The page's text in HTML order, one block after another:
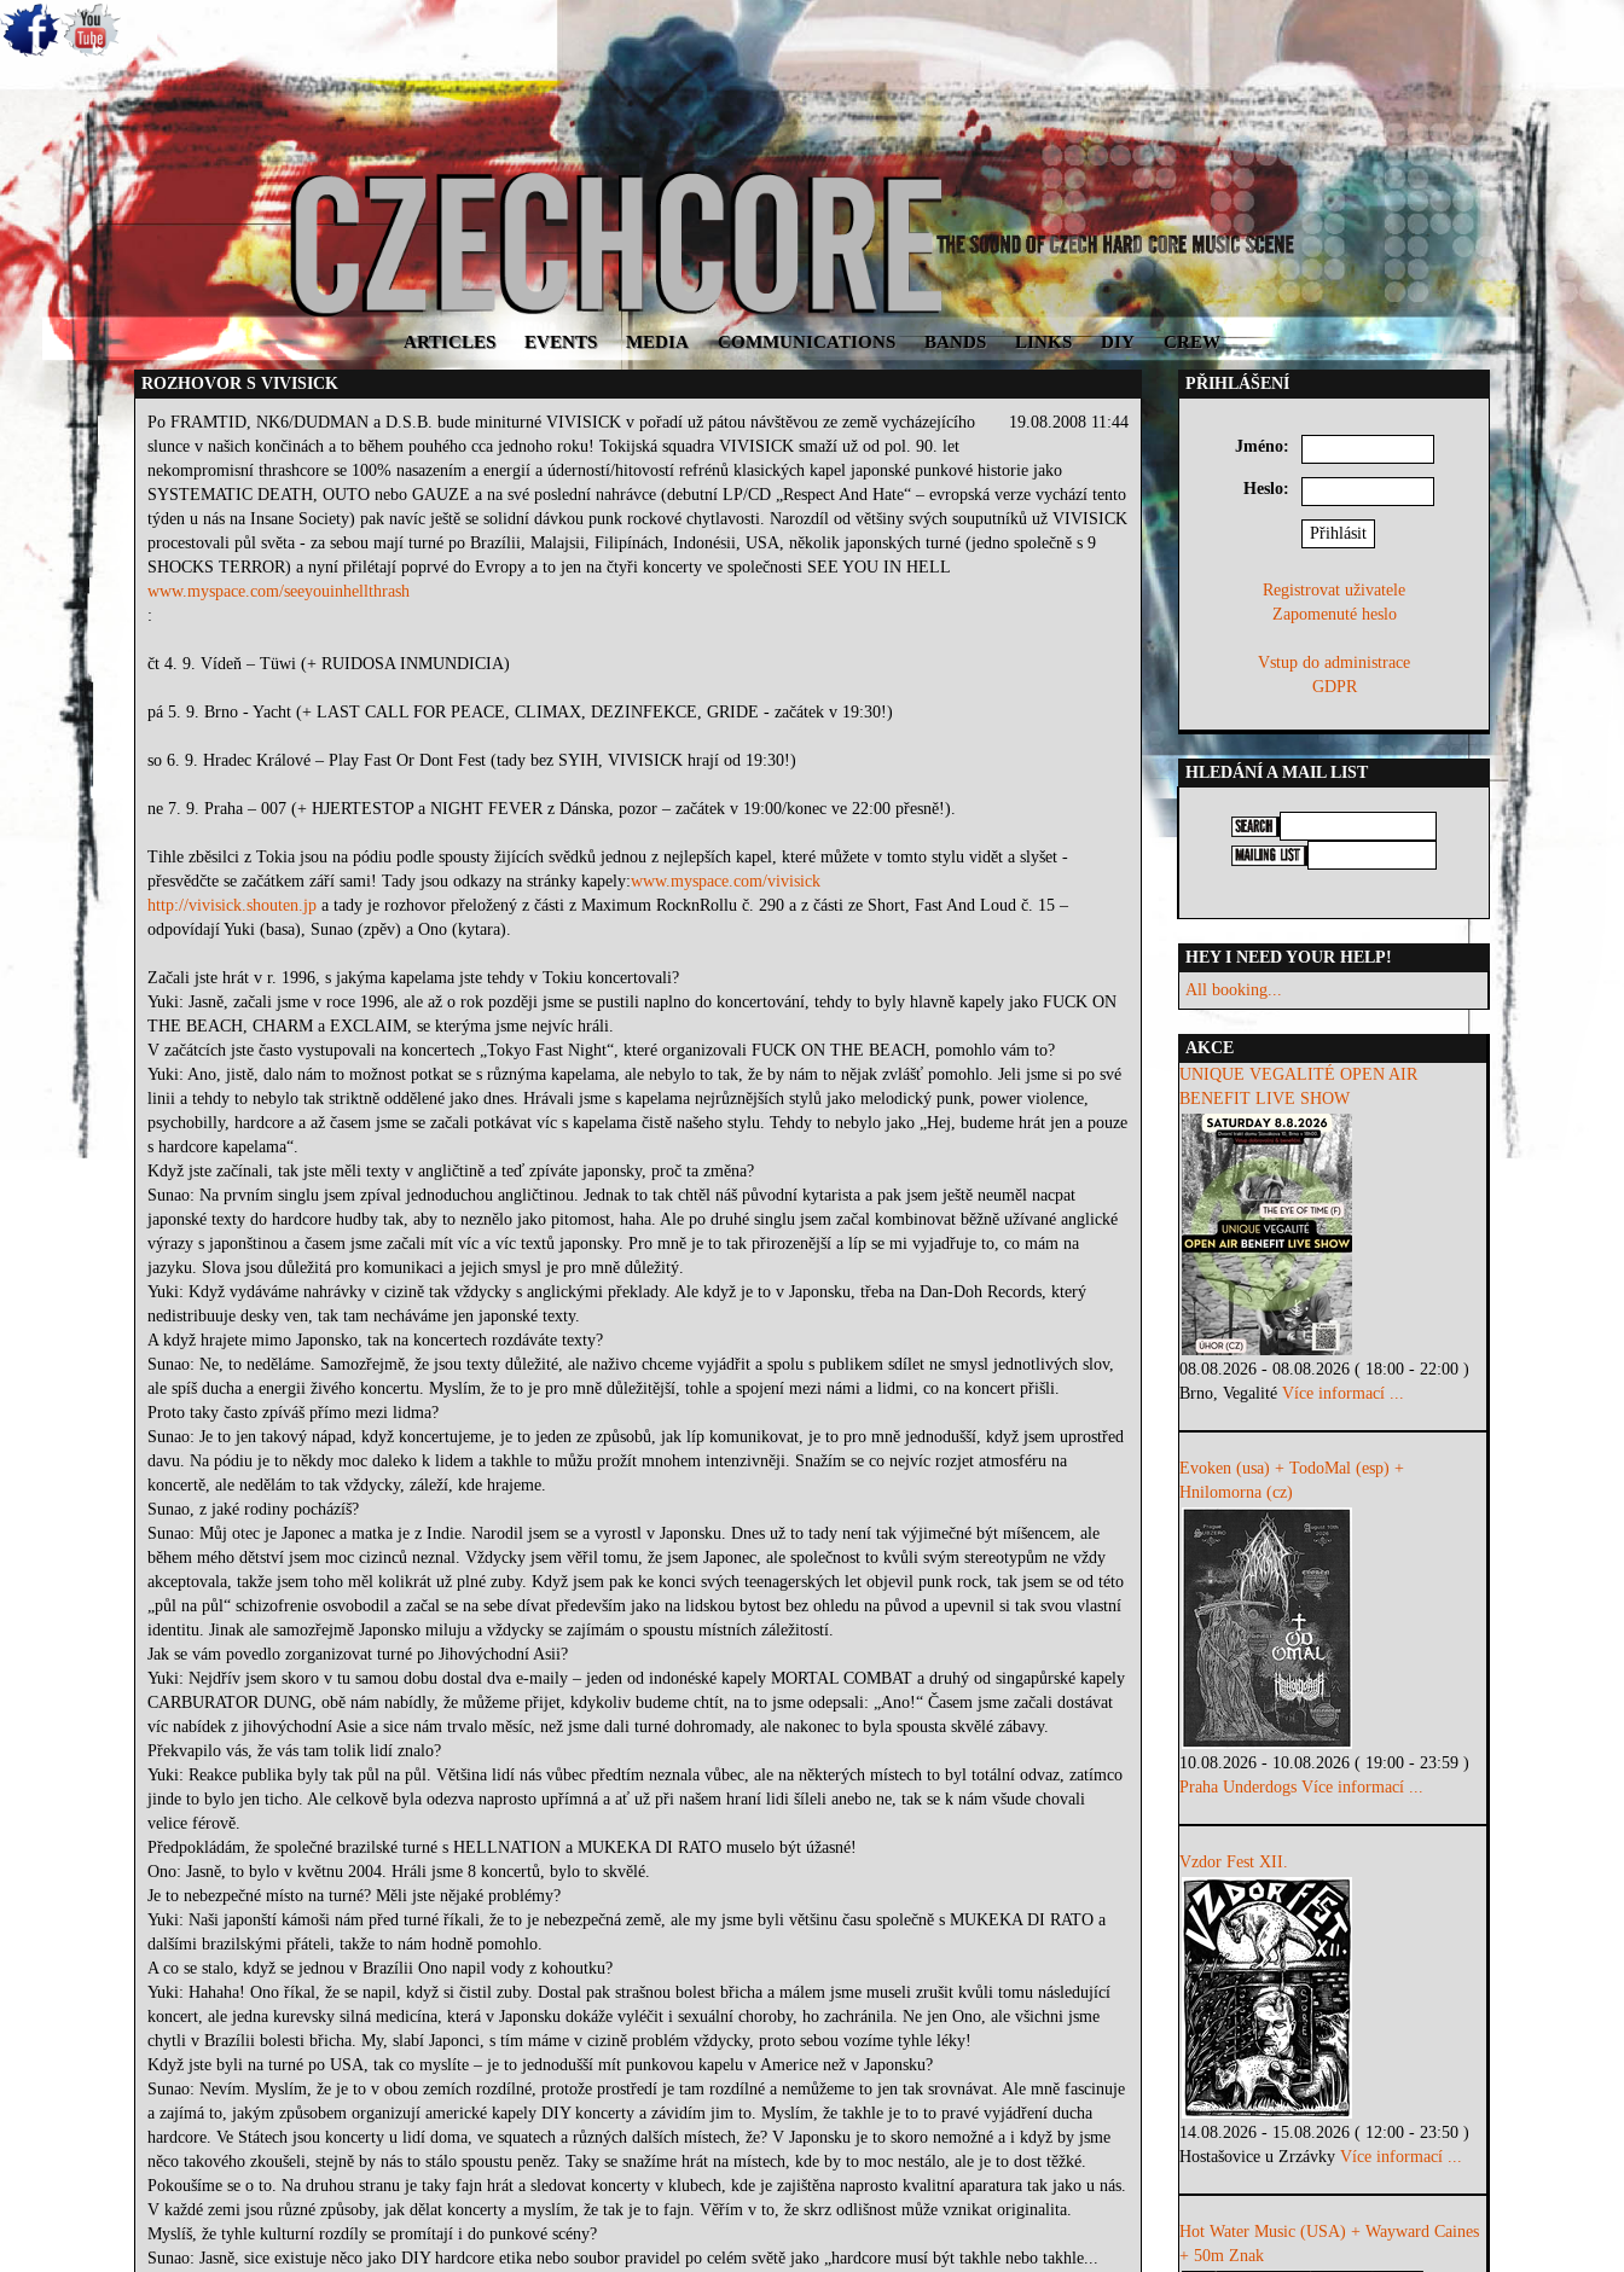
ARTICLES EVENTS MEDIA COMMUNICATIONS BANDS LINKS DIY CREW
ROZHOVOR S VIVISICK
19.08.2008 11:44
Po FRAMTID, NK6/DUDMAN a D.S.B. bude miniturné VIVISICK v pořadí už pátou návštěvou ze země vycházejícího
slunce v našich končinách a to během pouhého cca jednoho roku! Tokijská squadra VIVISICK smaží už od pol. 90. let
nekompromisní thrashcore se 100% nasazením a energií a úderností/hitovostí refrénů klasických kapel japonské punkové historie jako
SYSTEMATIC DEATH, OUTO nebo GAUZE a na své poslední nahrávce (debutní LP/CD „Respect And Hate“ – evropská verze vychází tento
týden u nás na Insane Society) pak navíc ještě se solidní dávkou punk rockové chytlavosti. Narozdíl od většiny svých souputníků už VIVISICK
procestovali půl světa - za sebou mají turné po Brazílii, Malajsii, Filipínách, Indonésii, USA, několik japonských turné (jedno společně s 9
SHOCKS TERROR) a nyní přilétají poprvé do Evropy a to jen na čtyři koncerty ve společnosti SEE YOU IN HELL
www.myspace.com/seeyouinhellthrash
:
čt 4. 9. Vídeň – Tüwi (+ RUIDOSA INMUNDICIA)
pá 5. 9. Brno - Yacht (+ LAST CALL FOR PEACE, CLIMAX, DEZINFEKCE, GRIDE - začátek v 19:30!)
so 6. 9. Hradec Králové – Play Fast Or Dont Fest (tady bez SYIH, VIVISICK hrají od 19:30!)
ne 7. 9. Praha – 007 (+ HJERTESTOP a NIGHT FEVER z Dánska, pozor – začátek v 19:00/konec ve 22:00 přesně!).
Tihle zběsilci z Tokia jsou na pódiu podle spousty žijících svědků jednou z nejlepších kapel, které můžete v tomto stylu vidět a slyšet -
přesvědčte se začátkem září sami! Tady jsou odkazy na stránky kapely:www.myspace.com/vivisick
http://vivisick.shouten.jpa tady je rozhovor přeložený z části z Maximum RocknRollu č. 290 a z části ze Short, Fast And Loud č. 15 –
odpovídají Yuki (basa), Sunao (zpěv) a Ono (kytara).
Začali jste hrát v r. 1996, s jakýma kapelama jste tehdy v Tokiu koncertovali?
Yuki: Jasně, začali jsme v roce 1996, ale až o rok později jsme se pustili naplno do koncertování, tehdy to byly hlavně kapely jako FUCK ON
THE BEACH, CHARM a EXCLAIM, se kterýma jsme nejvíc hráli.
V začátcích jste často vystupovali na koncertech „Tokyo Fast Night“, které organizovali FUCK ON THE BEACH, pomohlo vám to?
Yuki: Ano, jistě, dalo nám to možnost potkat se s různýma kapelama, ale nebylo to tak, že by nám to nějak zvlášť pomohlo. Jeli jsme si po své
linii a tehdy to nebylo tak striktně oddělené jako dnes. Hrávali jsme s kapelama nejrůznějších stylů jako melodický punk, power violence,
psychobilly, hardcore a až časem jsme se začali potkávat víc s kapelama čistě našeho stylu. Tehdy to nebylo jako „Hej, budeme hrát jen a pouze
s hardcore kapelama“.
Když jste začínali, tak jste měli texty v angličtině a teď zpíváte japonsky, proč ta změna?
Sunao: Na prvním singlu jsem zpíval jednoduchou angličtinou. Jednak to tak chtěl náš původní kytarista a pak jsem ještě neuměl nacpat
japonské texty do hardcore hudby tak, aby to neznělo jako pitomost, haha. Ale po druhé singlu jsem začal kombinovat běžně užívané anglické
výrazy s japonštinou a časem jsme začali mít víc a víc textů japonsky. Pro mně je to tak přirozenější a líp se mi vyjadřuje to, co mám na
jazyku. Slova jsou důležitá pro komunikaci a jejich smysl je pro mně důležitý.
Yuki: Když vydáváme nahrávky v cizině tak vždycky s anglickými překlady. Ale když je to v Japonsku, třeba na Dan-Doh Records, který
nedistribuuje desky ven, tak tam necháváme jen japonské texty.
A když hrajete mimo Japonsko, tak na koncertech rozdáváte texty?
Sunao: Ne, to neděláme. Samozřejmě, že jsou texty důležité, ale naživo chceme vyjádřit a spolu s publikem sdílet ne smysl jednotlivých slov,
ale spíš ducha a energii živého koncertu. Myslím, že to je pro mně důležitější, tohle a spojení mezi námi a lidmi, co na koncert přišli.
Proto taky často zpíváš přímo mezi lidma?
Sunao: Je to jen takový nápad, když koncertujeme, je to jeden ze způsobů, jak líp komunikovat, je to pro mně jednodušší, když jsem uprostřed
davu. Na pódiu je to někdy moc daleko k lidem a takhle to můžu prožít mnohem intenzivněji. Snažím se co nejvíc rozjet atmosféru na
koncertě, ale nedělám to tak vždycky, záleží, kde hrajeme.
Sunao, z jaké rodiny pocházíš?
Sunao: Můj otec je Japonec a matka je z Indie. Narodil jsem se a vyrostl v Japonsku. Dnes už to tady není tak výjimečné být míšencem, ale
během mého dětství jsem moc cizinců neznal. Vždycky jsem věřil tomu, že jsem Japonec, ale společnost to kvůli svým stereotypům ne vždy
akceptovala, takže jsem toho měl kolikrát už plné zuby. Když jsem pak ke konci svých teenagerských let objevil punk rock, tak jsem se od této
„půl na půl“ schizofrenie osvobodil a začal se na sebe dívat především jako na lidskou bytost bez ohledu na původ a upevnil si tak svou vlastní
identitu. Jinak ale samozřejmě Japonsko miluju a vždycky se zajímám o spoustu místních záležitostí.
Jak se vám povedlo zorganizovat turné po Jihovýchodní Asii?
Yuki: Nejdřív jsem skoro v tu samou dobu dostal dva e-maily – jeden od indonéské kapely MORTAL COMBAT a druhý od singapůrské kapely
CARBURATOR DUNG, obě nám nabídly, že můžeme přijet, kdykoliv budeme chtít, na to jsme odepsali: „Ano!“ Časem jsme začali dostávat
víc nabídek z jihovýchodní Asie a sice nám trvalo měsíc, než jsme dali turné dohromady, ale nakonec to byla spousta skvělé zábavy.
Překvapilo vás, že vás tam tolik lidí znalo?
Yuki: Reakce publika byly tak půl na půl. Většina lidí nás vůbec předtím neznala vůbec, ale na některých místech to byl totální odvaz, zatímco
jinde to bylo jen ticho. Ale celkově byla odezva naprosto upřímná a ať už při našem hraní lidi šíleli anebo ne, tak se k nám všude chovali
velice férově.
Předpokládám, že společné brazilské turné s HELLNATION a MUKEKA DI RATO muselo být úžasné!
Ono: Jasně, to bylo v květnu 2004. Hráli jsme 8 koncertů, bylo to skvělé.
Je to nebezpečné místo na turné? Měli jste nějaké problémy?
Yuki: Naši japonští kámoši nám před turné říkali, že to je nebezpečná země, ale my jsme byli většinu času společně s MUKEKA DI RATO a
dalšími brazilskými přáteli, takže to nám hodně pomohlo.
A co se stalo, když se jednou v Brazílii Ono napil vody z kohoutku?
Yuki: Hahaha! Ono říkal, že se napil, když si čistil zuby. Dostal pak strašnou bolest břicha a málem jsme museli zrušit kvůli tomu následující
koncert, ale jedna kurevsky silná medicína, která v Japonsku dokáže vyléčit i sexuální choroby, ho zachránila. Ne jen Ono, ale všichni jsme
chytli v Brazílii bolesti břicha. My, slabí Japonci, s tím máme v cizině problém vždycky, proto sebou vozíme tyhle léky!
Když jste byli na turné po USA, tak co myslíte – je to jednodušší mít punkovou kapelu v Americe než v Japonsku?
Sunao: Nevím. Myslím, že je to v obou zemích rozdílné, protože prostředí je tam rozdílné a nemůžeme to jen tak srovnávat. Ale mně fascinuje
a zajímá to, jakým způsobem organizují americké kapely DIY koncerty a závidím jim to. Myslím, že takhle je to to pravé vyjádření ducha
hardcore. Ve Státech jsou koncerty u lidí doma, ve squatech a různých dalších místech, že? V Japonsku je to skoro nemožné a i když by jsme
něco takového zkoušeli, stejně by nás to stálo spoustu peněz. Taky se snažíme hrát na místech, kde by to moc nestálo, ale je to dost těžké.
Pokoušíme se o to. Na druhou stranu je taky fajn hrát a sledovat koncerty v klubech, kde je zajištěna naprosto kvalitní aparatura tak jako u nás.
V každé zemi jsou různé způsoby, jak dělat koncerty a myslím, že tak je to fajn. Věřím v to, že skrz odlišnost může vznikat originalita.
Myslíš, že tyhle kulturní rozdíly se promítají i do punkové scény?
Sunao: Jasně, sice existuje něco jako DIY hardcore etika nebo soubor pravidel po celém světě jako „hardcore musí být takhle nebo takhle...
PŘIHLÁŠENÍ
Jméno:
Heslo:
Registrovat uživatele
Zapomenuté heslo
Vstup do administrace
GDPR
HLEDÁNÍ A MAIL LIST
HEY I NEED YOUR HELP!
All booking...
AKCE
UNIQUE VEGALITÉ OPEN AIR
BENEFIT LIVE SHOW
08.08.2026 - 08.08.2026 ( 18:00 - 22:00 )
Brno, VegalitéVíce informací ...
Evoken (usa) + TodoMal (esp) +
Hnilomorna (cz)
10.08.2026 - 10.08.2026 ( 19:00 - 23:59 )
Praha Underdogs Více informací ...
Vzdor Fest XII.
14.08.2026 - 15.08.2026 ( 12:00 - 23:50 )
Hostašovice u ZrzávkyVíce informací ...
Hot Water Music (USA) + Wayward Caines
+ 50m Znak